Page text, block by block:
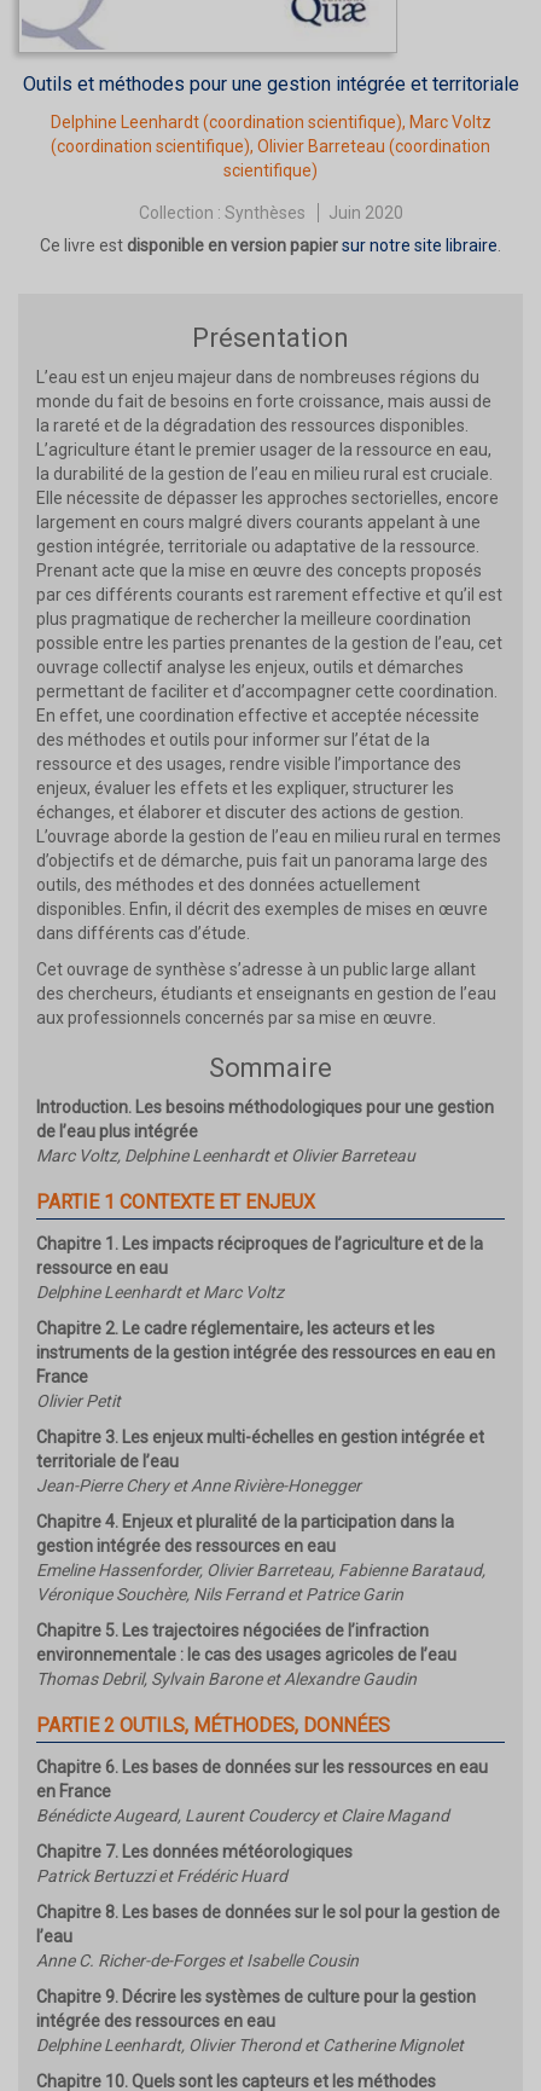
Outils et méthodes pour une gestion intégrée et territoriale
Delphine Leenhardt(coordination scientifique), Marc Voltz
(coordination scientifique), Olivier Barreteau (coordination
scientifique)
Collection : Synthèses
Juin 2020
Ce livre est disponible en version papiersur notre site libraire.
Présentation
L’eau est un enjeu majeur dans de nombreuses régions du
monde du fait de besoins en forte croissance, mais aussi de
la rareté et de la dégradation des ressources disponibles.
L’agriculture étant le premier usager de la ressource en eau,
la durabilité de la gestion de l’eau en milieu rural est cruciale.
Elle nécessite de dépasser les approches sectorielles, encore
largement en cours malgré divers courants appelant à une
gestion intégrée, territoriale ou adaptative de la ressource.
Prenant acte que la mise en œuvre des concepts proposés
par ces différents courants est rarement effective et qu’il est
plus pragmatique de rechercher la meilleure coordination
possible entre les parties prenantes de la gestion de l’eau, cet
ouvrage collectif analyse les enjeux, outils et démarches
permettant de faciliter et d’accompagner cette coordination.
En effet, une coordination effective et acceptée nécessite
des méthodes et outils pour informer sur l’état de la
ressource et des usages, rendre visible l’importance des
enjeux, évaluer les effets et les expliquer, structurer les
échanges, et élaborer et discuter des actions de gestion.
L’ouvrage aborde la gestion de l’eau en milieu rural en termes
d’objectifs et de démarche, puis fait un panorama large des
outils, des méthodes et des données actuellement
disponibles. Enfin, il décrit des exemples de mises en œuvre
dans différents cas d’étude.
Cet ouvrage de synthèse s’adresse à un public large allant
des chercheurs, étudiants et enseignants en gestion de l’eau
aux professionnels concernés par sa mise en œuvre.
Sommaire
Introduction. Les besoins méthodologiques pour une gestion
de l’eau plus intégrée
Marc Voltz, Delphine Leenhardt et Olivier Barreteau
PARTIE 1 CONTEXTE ET ENJEUX
Chapitre 1. Les impacts réciproques de l’agriculture et de la
ressource en eau
Delphine Leenhardt et Marc Voltz
Chapitre 2. Le cadre réglementaire, les acteurs et les
instruments de la gestion intégrée des ressources en eau en
France
Olivier Petit
Chapitre 3. Les enjeux multi-échelles en gestion intégrée et
territoriale de l’eau
Jean-Pierre Chery et Anne Rivière-Honegger
Chapitre 4. Enjeux et pluralité de la participation dans la
gestion intégrée des ressources en eau
Emeline Hassenforder, Olivier Barreteau, Fabienne Barataud,
Véronique Souchère, Nils Ferrand et Patrice Garin
Chapitre 5. Les trajectoires négociées de l’infraction
environnementale : le cas des usages agricoles de l’eau
Thomas Debril, Sylvain Barone et Alexandre Gaudin
PARTIE 2 OUTILS, MÉTHODES, DONNÉES
Chapitre 6. Les bases de données sur les ressources en eau
en France
Bénédicte Augeard, Laurent Coudercy et Claire Magand
Chapitre 7. Les données météorologiques
Patrick Bertuzzi et Frédéric Huard
Chapitre 8. Les bases de données sur le sol pour la gestion de
l’eau
Anne C. Richer-de-Forges et Isabelle Cousin
Chapitre 9. Décrire les systèmes de culture pour la gestion
intégrée des ressources en eau
Delphine Leenhardt, Olivier Therond et Catherine Mignolet
Chapitre 10. Quels sont les capteurs et les méthodes